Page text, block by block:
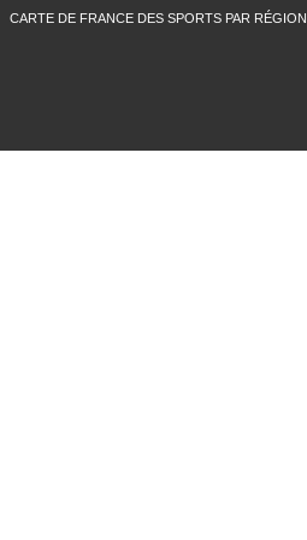
CARTE DE FRANCE DES SPORTS PAR RÉGION